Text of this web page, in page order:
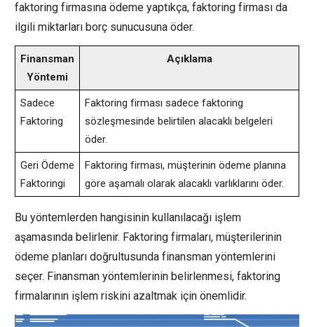
faktoring firmasına ödeme yaptıkça, faktoring firması da
ilgili miktarları borç sunucusuna öder.
Finansman
Yöntemi
Açıklama
Sadece
Faktoring
Faktoring firması sadece faktoring
sözleşmesinde belirtilen alacaklı belgeleri
öder.
Geri Ödeme
Faktoringi
Faktoring firması, müşterinin ödeme planına
göre aşamalı olarak alacaklı varlıklarını öder.
Bu yöntemlerden hangisinin kullanılacağı işlem
aşamasında belirlenir. Faktoring firmaları, müşterilerinin
ödeme planları doğrultusunda finansman yöntemlerini
seçer. Finansman yöntemlerinin belirlenmesi, faktoring
firmalarının işlem riskini azaltmak için önemlidir.